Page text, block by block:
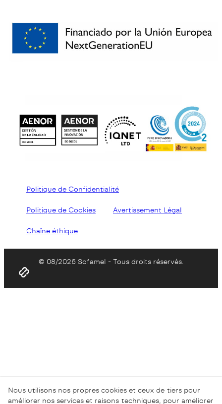
Politique de Confidentialité
Politique de Cookies Avertissement Légal
Chaîne éthique
© 08/2026 Sofamel - Tous droits réservés.
Nous utilisons nos propres cookies et ceux de tiers pour
améliorer nos services et raisons techniques, pour améliorer